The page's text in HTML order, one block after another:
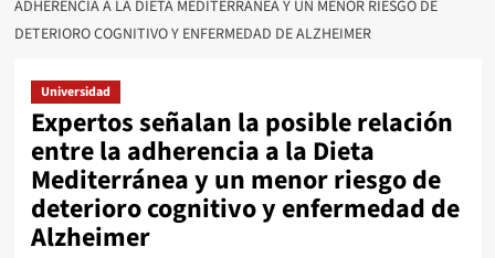
ADHERENCIA A LA DIETA MEDITERRÁNEA Y UN MENOR RIESGO DE
DETERIORO COGNITIVO Y ENFERMEDAD DE ALZHEIMER
Universidad
Expertos señalan la posible relación
entre la adherencia a la Dieta
Mediterránea y un menor riesgo de
deterioro cognitivo y enfermedad de
Alzheimer